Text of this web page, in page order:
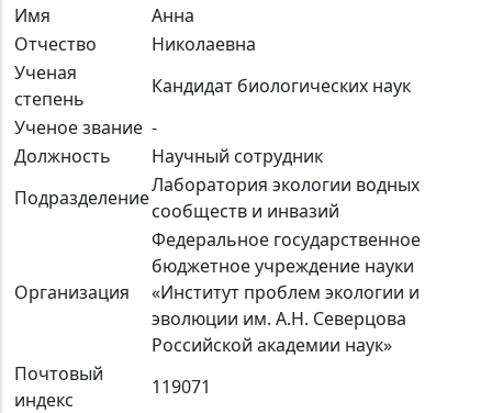
Имя
Анна
Отчество
Николаевна
Ученая
степень
Кандидат биологических наук
Ученое звание -
Должность
Научный сотрудник
Подразделение
Лаборатория экологии водных
сообществ и инвазий
Организация
Федеральное государственное
бюджетное учреждение науки
«Институт проблем экологии и
эволюции им. А.Н. Северцова
Российской академии наук»
Почтовый
индекс
119071